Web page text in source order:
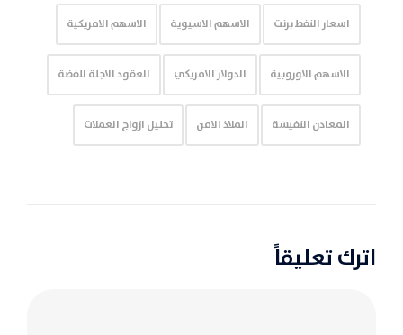
اسعار النفط برنت الاسهم الاسيوية الاسهم الامريكية
الاسهم الاوروبية الدولار الامريكي العقود الاجلة للفضة
المعادن النفيسة الملاذ الامن تحليل ازواج العملات
اترك تعليقاً